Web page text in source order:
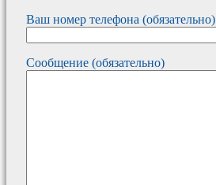
Ваш номер телефона (обязательно)
Сообщение (обязательно)